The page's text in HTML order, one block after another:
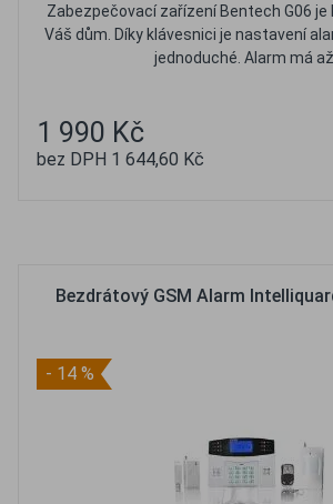
Zabezpečovací zařízení Bentech G06 je
Váš dům. Díky klávesnici je nastavení
jednoduché. Alarm má
1 990 Kč
bez DPH 1 644,60 Kč
Bezdrátový GSM Alarm
- 14 %